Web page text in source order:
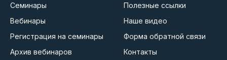
Семинары
Вебинары
Регистрация на семинары
Архив вебинаров
Полезные ссылки
Наше видео
Форма обратной связи
Контакты